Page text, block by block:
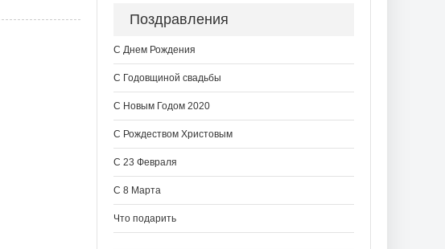
Поздравления
С Днем Рождения
С Годовщиной свадьбы
С Новым Годом 2020
С Рождеством Христовым
С 23 Февраля
С 8 Марта
Что подарить